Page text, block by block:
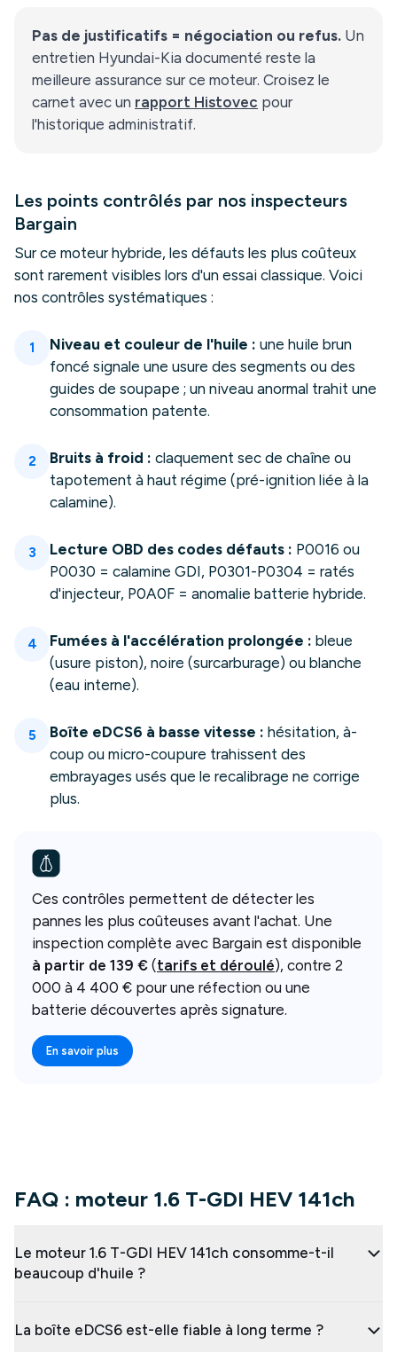
Pas de justificatifs = négociation ou refus. Un
entretien Hyundai-Kia documenté reste la
meilleure assurance sur ce moteur. Croisez le
carnet avec un rapport Histovec pour
l'historique administratif.
Les points contrôlés par nos inspecteurs
Bargain
Sur ce moteur hybride, les défauts les plus coûteux
sont rarement visibles lors d'un essai classique. Voici
nos contrôles systématiques :
1 Niveau et couleur de l'huile : une huile brun
foncé signale une usure des segments ou des
guides de soupape ; un niveau anormal trahit une
consommation patente.
2 Bruits à froid : claquement sec de chaîne ou
tapotement à haut régime (pré-ignition liée à la
calamine).
3 Lecture OBD des codes défauts : P0016 ou
P0030 = calamine GDI, P0301-P0304 = ratés
d'injecteur, P0A0F = anomalie batterie hybride.
4 Fumées à l'accélération prolongée : bleue
(usure piston), noire (surcarburage) ou blanche
(eau interne).
5 Boîte eDCS6 à basse vitesse : hésitation, à-
coup ou micro-coupure trahissent des
embrayages usés que le recalibrage ne corrige
plus.
Ces contrôles permettent de détecter les
pannes les plus coûteuses avant l'achat. Une
inspection complète avec Bargain est disponible
à partir de 139 € (tarifs et déroulé), contre 2
000 à 4 400 € pour une réfection ou une
batterie découvertes après signature.
En savoir plus
FAQ : moteur 1.6 T-GDI HEV 141ch
Le moteur 1.6 T-GDI HEV 141ch consomme-t-il
beaucoup d'huile ?
La boîte eDCS6 est-elle fiable à long terme ?